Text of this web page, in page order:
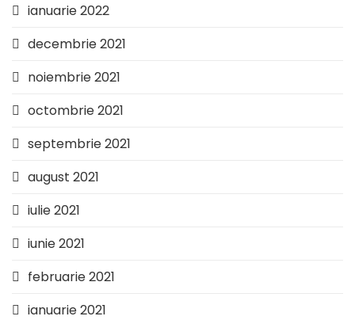
ianuarie 2022
decembrie 2021
noiembrie 2021
octombrie 2021
septembrie 2021
august 2021
iulie 2021
iunie 2021
februarie 2021
ianuarie 2021